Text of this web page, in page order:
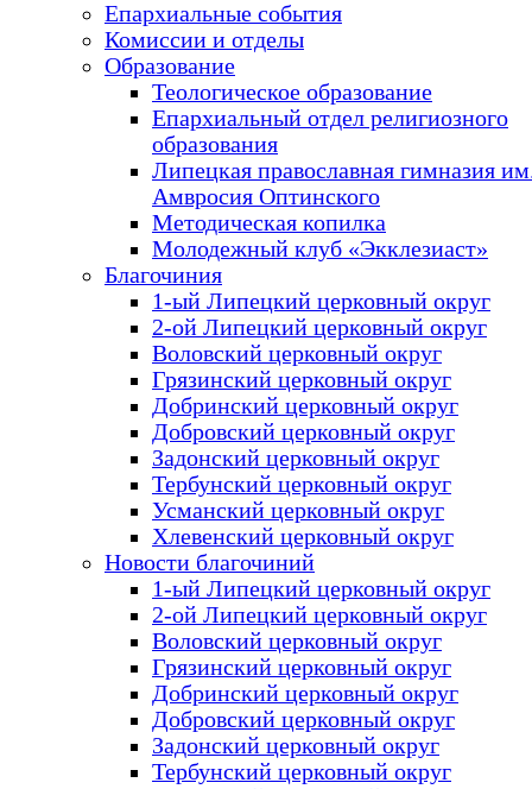
Епархиальные события
Комиссии и отделы
Образование
Теологическое образование
Епархиальный отдел религиозного
образования
Липецкая православная гимназия
Амвросия Оптинского
Методическая копилка
Молодежный клуб «Экклезиаст»
Благочиния
1-ый Липецкий церковный округ
2-ой Липецкий церковный округ
Воловский церковный округ
Грязинский церковный округ
Добринский церковный округ
Добровский церковный округ
Задонский церковный округ
Тербунский церковный округ
Усманский церковный округ
Хлевенский церковный округ
Новости благочиний
1-ый Липецкий церковный округ
2-ой Липецкий церковный округ
Воловский церковный округ
Грязинский церковный округ
Добринский церковный округ
Добровский церковный округ
Задонский церковный округ
Тербунский церковный округ